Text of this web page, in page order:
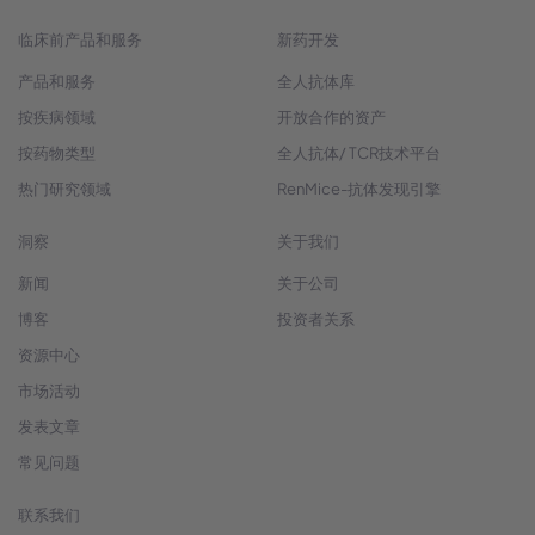
临床前产品和服务
产品和服务
按疾病领域
按药物类型
热门研究领域
新药开发
全人抗体库
开放合作的资产
全人抗体/ TCR技术平台
RenMice-抗体发现引擎
洞察
新闻
博客
资源中心
市场活动
发表文章
常见问题
关于我们
关于公司
投资者关系
联系我们